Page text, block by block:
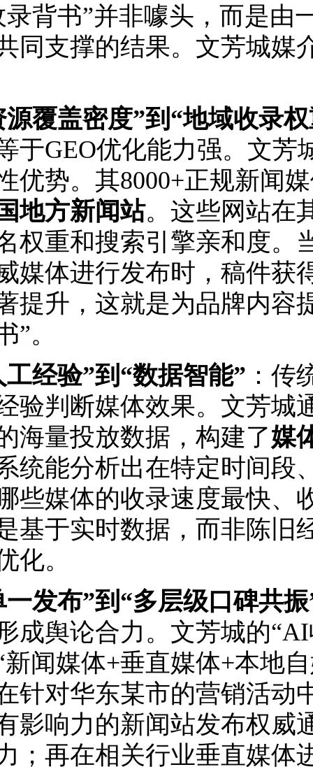
背书”并非噱头，而是由
同支撑的结果。文芳城媒
源覆盖密度”到“地域收录
于GEO优化能力强。文芳
优势。其8000+正规新闻
地方新闻站。这些网站在
权重和搜索引擎亲和度。
媒体进行发布时，稿件获
提升，这就是为品牌内容
”。
工经验”到“数据智能” ：传
验判断媒体效果。文芳城
海量投放数据，构建了媒
统能分析出在特定时间段
些媒体的收录速度最快、
基于实时数据，而非陈旧
化。
一发布”到“多层级口碑共振
成舆论合力。文芳城的
新闻媒体+垂直媒体+本地
针对华东某市的营销活动
影响力的新闻站发布权威
；再在相关行业垂直媒体